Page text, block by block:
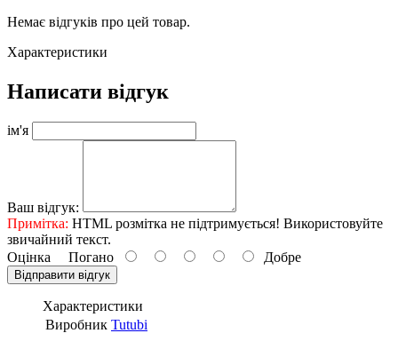
Немає відгуків про цей товар.
Характеристики
Написати відгук
ім'я
Ваш відгук:
Примітка: HTML розмітка не підтримується! Використовуйте
звичайний текст.
Оцінка Погано Добре
Відправити відгук
Характеристики
Виробник Tutubi